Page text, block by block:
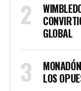
GLOBAL
LOS